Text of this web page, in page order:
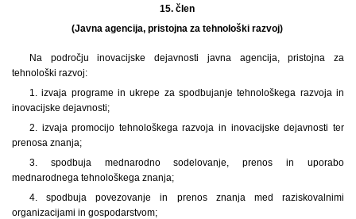
15. člen
(Javna agencija, pristojna za tehnološki razvoj)
Na področju inovacijske dejavnosti javna agencija, pristojna za
tehnološki razvoj:
1. izvaja programe in ukrepe za spodbujanje tehnološkega razvoja in
inovacijske dejavnosti;
2. izvaja promocijo tehnološkega razvoja in inovacijske dejavnosti ter
prenosa znanja;
3. spodbuja mednarodno sodelovanje, prenos in uporabo
mednarodnega tehnološkega znanja;
4. spodbuja povezovanje in prenos znanja med raziskovalnimi
organizacijami in gospodarstvom;